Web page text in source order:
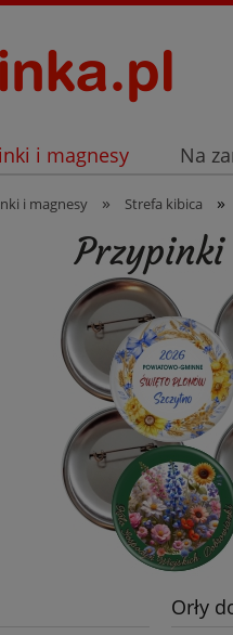
i magnesy Na
Listopad
i magnesy » Strefa kibica »
Orły